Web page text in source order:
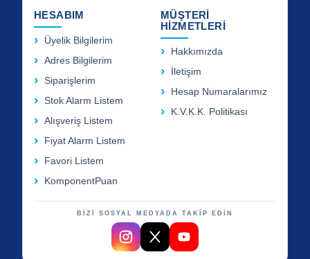
HESABIM
Üyelik Bilgilerim
Adres Bilgilerim
Siparişlerim
Stok Alarm Listem
Alışveriş Listem
Fiyat Alarm Listem
Favori Listem
KomponentPuan
MÜŞTERİ
HİZMETLERİ
Hakkımızda
İletişim
Hesap Numaralarımız
K.V.K.K. Politikası
BİZİ SOSYAL MEDYADA TAKİP EDİN